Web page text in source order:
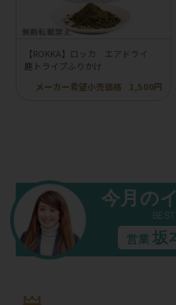
【ROKKA】ロッカ エアドライ
鹿トライプふりかけ
メーカー希望小売価格
1,500円
今月の
営業 坂